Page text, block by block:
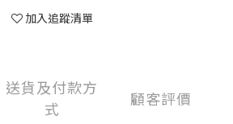
加入追蹤清單
送貨及付款方
式
顧客評價